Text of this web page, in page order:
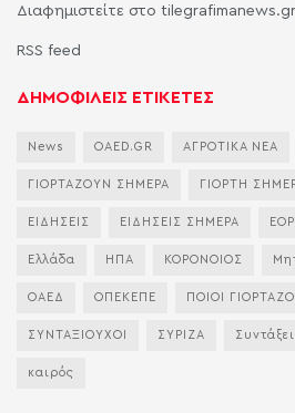
Διαφημιστείτε στο tilegrafimanews.gr
RSS feed
ΔΗΜΟΦΙΛΕΙΣ ΕΤΙΚΕΤΕΣ
News OAED.GR ΑΓΡΟΤΙΚΑ ΝΕΑ
ΓΙΟΡΤΑΖΟΥΝ ΣΗΜΕΡΑ ΓΙΟΡΤΗ
ΕΙΔΗΣΕΙΣ ΕΙΔΗΣΕΙΣ ΣΗΜΕΡΑ
Ελλάδα ΗΠΑ ΚΟΡΟΝΟΙΟΣ
ΟΑΕΔ ΟΠΕΚΕΠΕ ΠΟΙΟΙ
ΣΥΝΤΑΞΙΟΥΧΟΙ ΣΥΡΙΖΑ
καιρός